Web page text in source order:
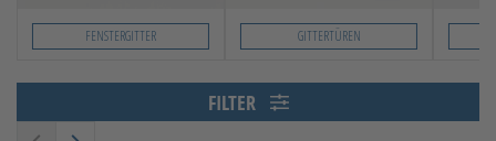
FENSTERGITTER GITTERTÜREN
FILTER